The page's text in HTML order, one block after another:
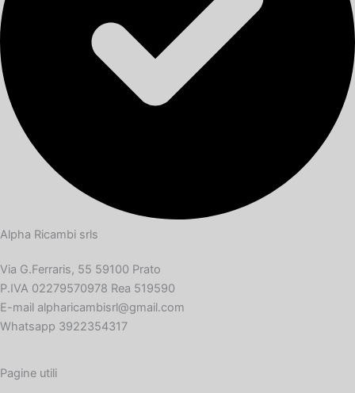
Alpha Ricambi srls
Via G.Ferraris, 55 59100 Prato
P.IVA 02279570978 Rea 519590
E-mail alpharicambisrl@gmail.com
Whatsapp 3922354317
Pagine utili